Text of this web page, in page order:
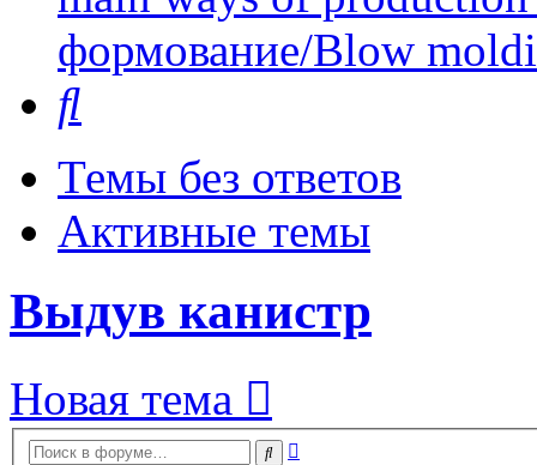
формование/Blow
Темы без ответов
Активные темы
Выдув канистр
Новая тема
Поиск